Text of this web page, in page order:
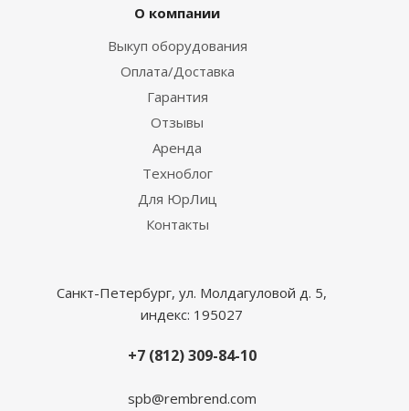
О компании
Выкуп оборудования
Оплата/Доставка
Гарантия
Отзывы
Аренда
Техноблог
Для ЮрЛиц
Контакты
Санкт-Петербург, ул. Молдагуловой д. 5,
индекс: 195027
+7 (812) 309-84-10
spb@rembrend.com